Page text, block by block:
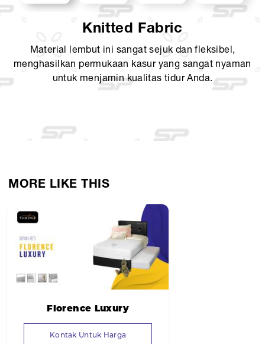
Knitted Fabric
Material lembut ini sangat sejuk dan fleksibel,
menghasilkan permukaan kasur yang sangat nyaman
untuk menjamin kualitas tidur Anda.
MORE LIKE THIS
Florence Luxury
Kontak Untuk Harga